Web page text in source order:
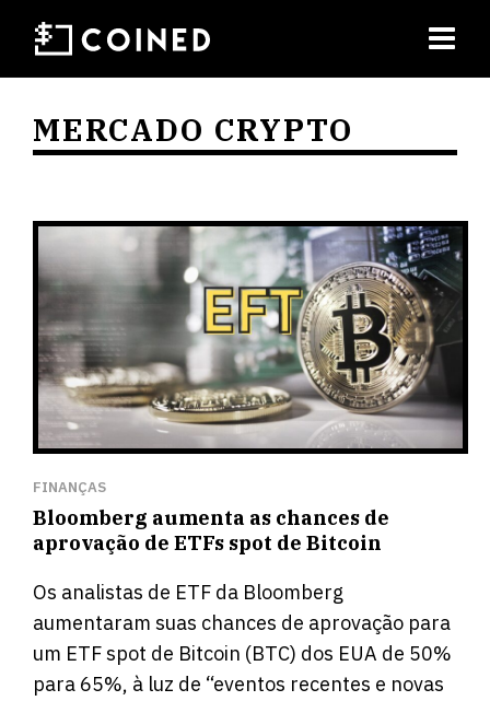
MERCADO CRYPTO
FINANÇAS
Bloomberg aumenta as chances de
aprovação de ETFs spot de Bitcoin
Os analistas de ETF da Bloomberg
aumentaram suas chances de aprovação para
um ETF spot de Bitcoin (BTC) dos EUA de 50%
para 65%, à luz de “eventos recentes e novas